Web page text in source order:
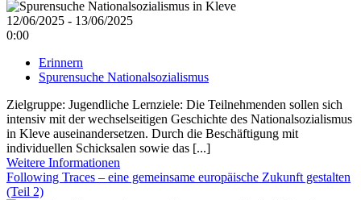
12/06/2025 - 13/06/2025
0:00
Erinnern
Spurensuche Nationalsozialismus
Zielgruppe: Jugendliche Lernziele: Die Teilnehmenden sollen sich
intensiv mit der wechselseitigen Geschichte des Nationalsozialismus
in Kleve auseinandersetzen. Durch die Beschäftigung mit
individuellen Schicksalen sowie das [...]
Weitere Informationen
Following Traces – eine gemeinsame europäische Zukunft gestalten
(Teil 2)